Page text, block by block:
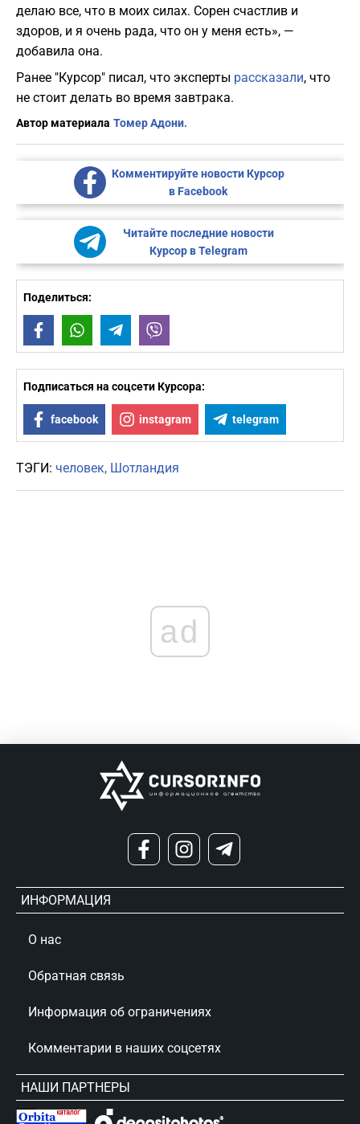
делаю все, что в моих силах. Сорен счастлив и
здоров, и я очень рада, что он у меня есть», —
добавила она.
Ранее "Курсор" писал, что эксперты рассказали, что
не стоит делать во время завтрака.
Автор материала Томер Адони.
Комментируйте новости Курсор
в Facebook
Читайте последние новости
Курсор в Telegram
Поделиться:
FacebookWhatsAppTelegram
Подписаться на соцсети Курсора:
facebook instagram telegram
ТЭГИ: человек Шотландия
ad
ИНФОРМАЦИЯ
О нас
Обратная связь
Информация об ограничениях
Комментарии в наших соцсетях
НАШИ ПАРТНЕРЫ